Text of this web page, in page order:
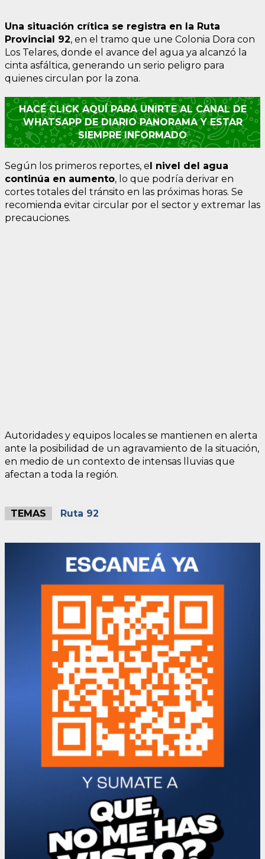
Una situación crítica se registra en la Ruta
Provincial 92, en el tramo que une Colonia Dora con
Los Telares, donde el avance del agua ya alcanzó la
cinta asfáltica, generando un serio peligro para
quienes circulan por la zona.
HACÉ CLICK AQUÍ PARA UNIRTE AL CANAL DE
WHATSAPP DE DIARIO PANORAMA Y ESTAR
SIEMPRE INFORMADO
Según los primeros reportes, el nivel del agua
continúa en aumento, lo que podría derivar en
cortes totales del tránsito en las próximas horas. Se
recomienda evitar circular por el sector y extremar las
precauciones.
Autoridades y equipos locales se mantienen en alerta
ante la posibilidad de un agravamiento de la situación,
en medio de un contexto de intensas lluvias que
afectan a toda la región.
TEMAS Ruta 92